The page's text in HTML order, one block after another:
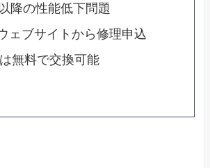
降の性能低下問題
ェブサイトから修理申込
無料で交換可能